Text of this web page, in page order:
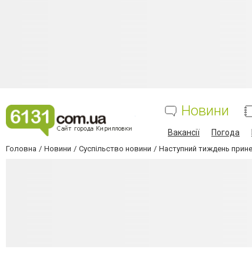
Новини
Вакансії Погода
Головна Новини Суспільство новини Наступний тиждень